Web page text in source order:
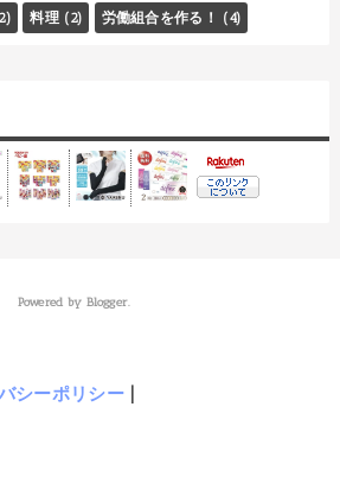
料理 (2) 労働組合を作る！ (4)
Powered by Blogger.
シーポリシー|